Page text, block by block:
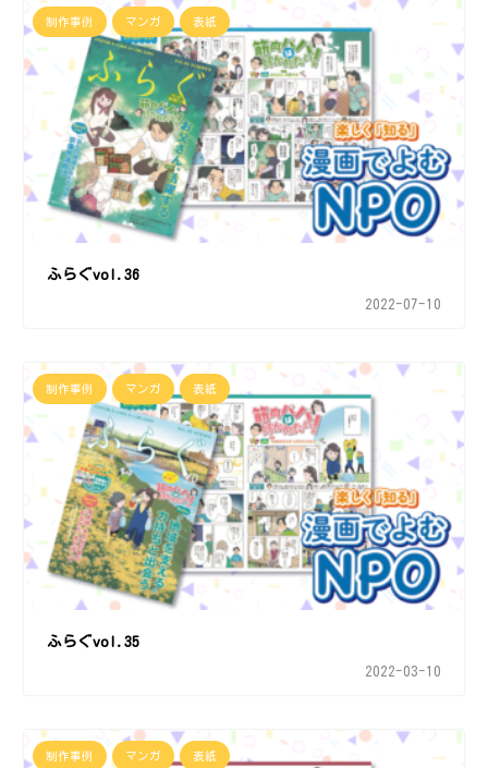
制作事例 マンガ 表紙
ふらぐvol.36
2022-07-10
制作事例 マンガ 表紙
ふらぐvol.35
2022-03-10
制作事例 マンガ 表紙